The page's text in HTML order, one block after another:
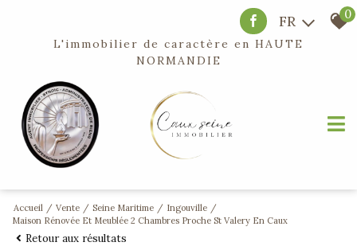
FR 0
L'immobilier de caractère en HAUTE
NORMANDIE
Accueil Vente Seine Maritime
Ingouville
Maison Rénovée Et Meublée 2 Chambres Proche St Valery En Caux
Retour aux résultats